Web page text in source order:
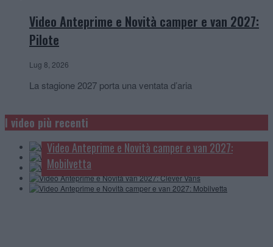
Video Anteprime e Novità camper e van 2027:
Pilote
Lug 8, 2026
La stagione 2027 porta una ventata d’aria
I video più recenti
McLouis
Video Anteprime e Novità camper 2027: Carthago
Video Anteprime e novità camper, van e caravan:
Knaus
Video Anteprime e Novità van 2027: Clever Vans
Video Anteprime e Novità camper e van 2027:
Mobilvetta